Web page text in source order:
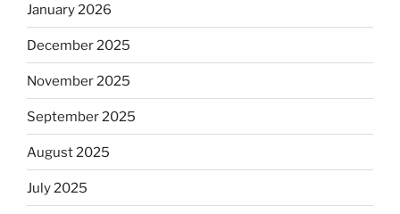
January 2026
December 2025
November 2025
September 2025
August 2025
July 2025